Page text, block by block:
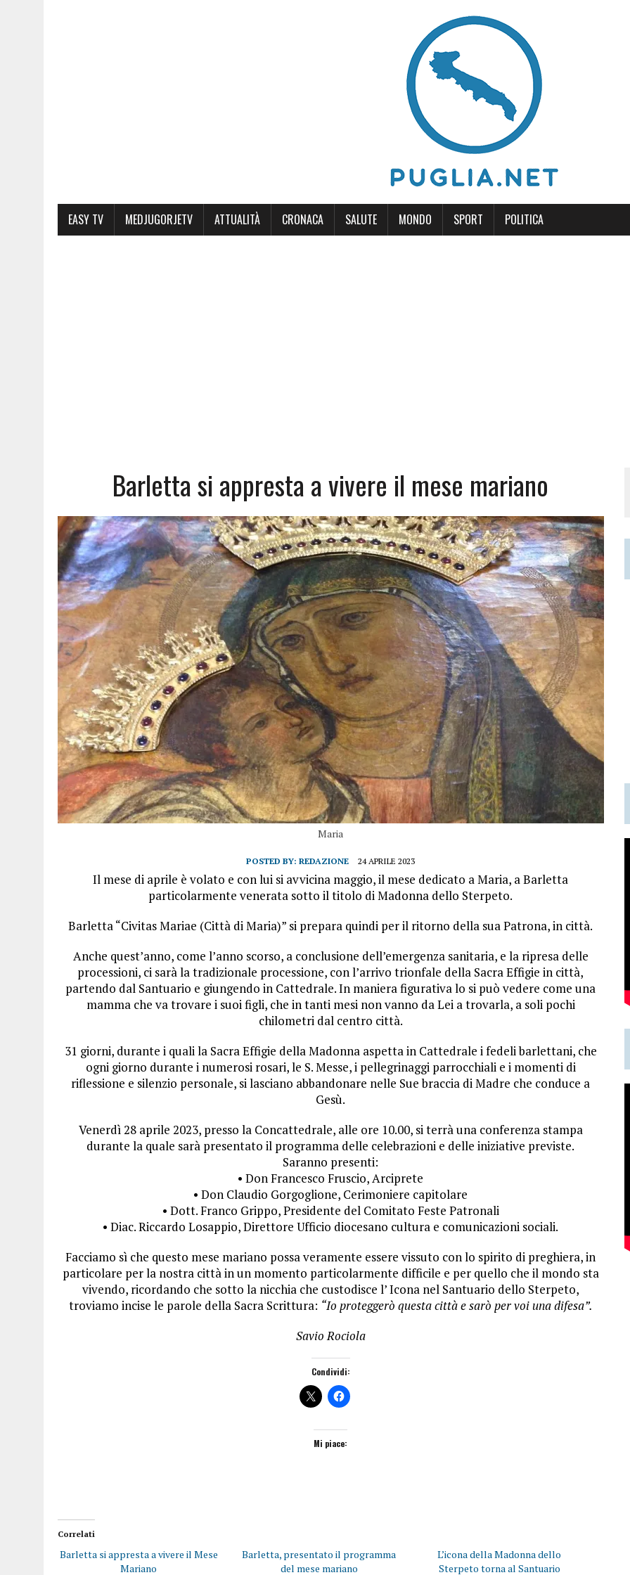
EASY TV MEDJUGORJETV ATTUALITÀ CRONACA SALUTE MONDO SPORT POLITICA
Barletta si appresta a vivere il mese mariano
Maria
POSTED BY:REDAZIONE 24 APRILE 2023
Il mese di aprile è volato e con lui si avvicina maggio, il mese dedicato a Maria, a Barletta
particolarmente venerata sotto il titolo di Madonna dello Sterpeto.
Barletta “Civitas Mariae (Città di Maria)” si prepara quindi per il ritorno della sua Patrona, in città.
Anche quest’anno, come l’anno scorso, a conclusione dell’emergenza sanitaria, e la ripresa delle
processioni, ci sarà la tradizionale processione, con l’arrivo trionfale della Sacra Effigie in città,
partendo dal Santuario e giungendo in Cattedrale. In maniera figurativa lo si può vedere come una
mamma che va trovare i suoi figli, che in tanti mesi non vanno da Lei a trovarla, a soli pochi
chilometri dal centro città.
31 giorni, durante i quali la Sacra Effigie della Madonna aspetta in Cattedrale i fedeli barlettani, che
ogni giorno durante i numerosi rosari, le S. Messe, i pellegrinaggi parrocchiali e i momenti di
riflessione e silenzio personale, si lasciano abbandonare nelle Sue braccia di Madre che conduce a
Gesù.
Venerdì 28 aprile 2023, presso la Concattedrale, alle ore 10.00, si terrà una conferenza stampa
durante la quale sarà presentato il programma delle celebrazioni e delle iniziative previste.
Saranno presenti:
• Don Francesco Fruscio, Arciprete
• Don Claudio Gorgoglione, Cerimoniere capitolare
• Dott. Franco Grippo, Presidente del Comitato Feste Patronali
• Diac. Riccardo Losappio, Direttore Ufficio diocesano cultura e comunicazioni sociali.
Facciamo sì che questo mese mariano possa veramente essere vissuto con lo spirito di preghiera, in
particolare per la nostra città in un momento particolarmente difficile e per quello che il mondo sta
vivendo, ricordando che sotto la nicchia che custodisce l’ Icona nel Santuario dello Sterpeto,
troviamo incise le parole della Sacra Scrittura: “Io proteggerò questa città e sarò per voi una difesa”.
Savio Rociola
Condividi:
Mi piace:
Correlati
Barletta si appresta a vivere il Mese
Mariano
Barletta, presentato il programma
del mese mariano
L’icona della Madonna dello
Sterpeto torna al Santuario